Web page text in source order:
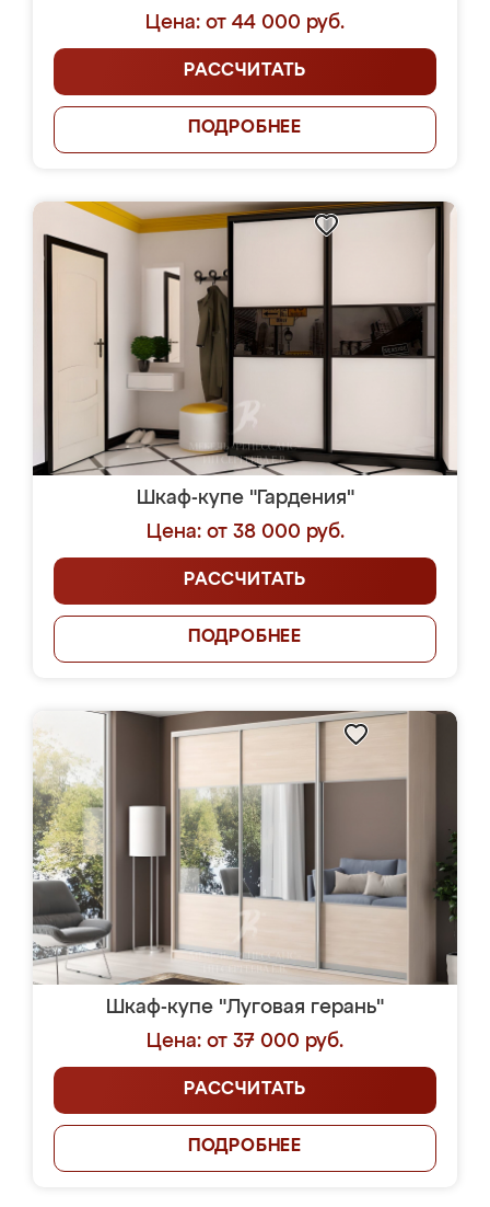
Цена: от 44 000 руб.
РАССЧИТАТЬ
ПОДРОБНЕЕ
Шкаф-купе "Гардения"
Цена: от 38 000 руб.
РАССЧИТАТЬ
ПОДРОБНЕЕ
Шкаф-купе "Луговая герань"
Цена: от 37 000 руб.
РАССЧИТАТЬ
ПОДРОБНЕЕ